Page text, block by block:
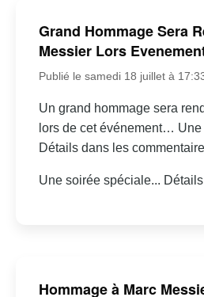
Grand Hommage Sera
Messier Lors
Publié le samedi 18 juillet à
Un grand hommage sera
lors de cet événement…
Détails dans les
Une soirée spéciale...
Hommage à Marc